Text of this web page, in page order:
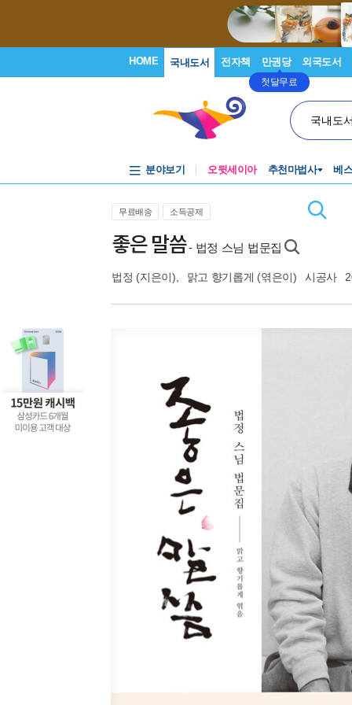
HOME 국내도서 전자책 만권당
첫달무료
외국도서
국내도
분야보기 오뒷세이아 추천마법사 베
무료배송 소득공제
좋은 말씀- 법정 스님 법문집
법정 (지은이), 맑고 향기롭게 (엮은이) 시공사